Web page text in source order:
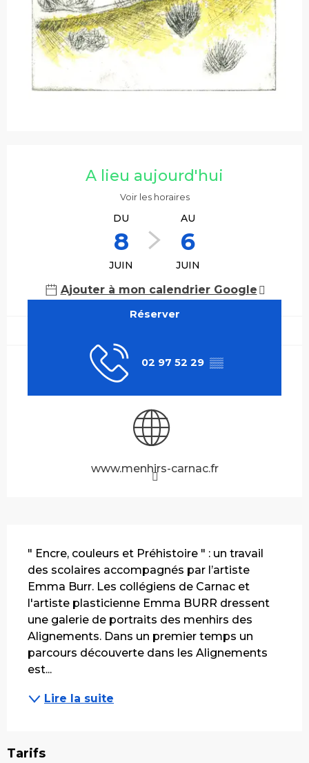
A lieu aujourd'hui
Voir les horaires
DU
8
JUIN
AU
6
JUIN
Ajouter à mon calendrier Google
Réserver
02 97 52 29 ▒▒
www.menhirs-carnac.fr
" Encre, couleurs et Préhistoire " : un travail
des scolaires accompagnés par l’artiste
Emma Burr. Les collégiens de Carnac et
l'artiste plasticienne Emma BURR dressent
une galerie de portraits des menhirs des
Alignements. Dans un premier temps un
parcours découverte dans les Alignements
est...
Lire la suite
Tarifs